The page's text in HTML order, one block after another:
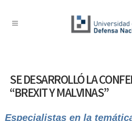
SE DESARROLLÓ LA
“BREXIT Y MALVINAS”
Especialistas en la